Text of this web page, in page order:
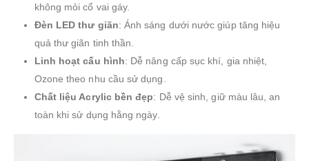
không mỏi cổ vai gáy.
Đèn LED thư giãn: Ánh sáng dưới nước giúp tăng hiệu
quả thư giãn tinh thần.
Linh hoạt cấu hình: Dễ nâng cấp sục khí, gia nhiệt,
Ozone theo nhu cầu sử dụng.
Chất liệu Acrylic bền đẹp: Dễ vệ sinh, giữ màu lâu, an
toàn khi sử dụng hằng ngày.